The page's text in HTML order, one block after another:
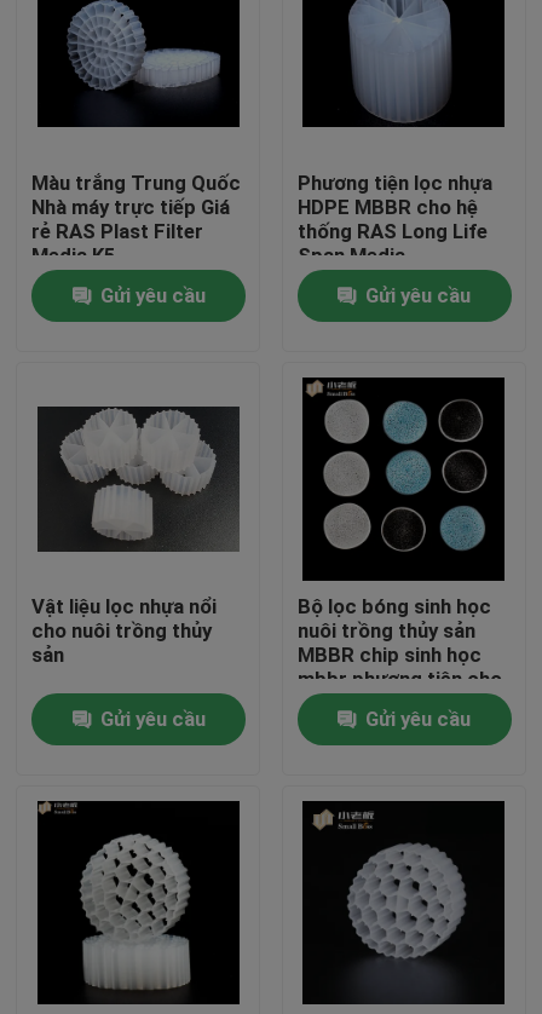
Trang Chủ
Về chúng tôi
Tham quan nhà máy
Kiểm soát chất lượng
Liên hệ chúng tôi
Yêu cầu báo giá
MBBR Filter Media
Phương tiện sinh học MBBR
Màu trắng Trung Quốc
Nhà máy trực tiếp Giá
rẻ RAS Plast Filter
Media K5
Gửi yêu cầu
Phương tiện lọc nhựa
HDPE MBBR cho hệ
thống RAS Long Life
Span Media
Gửi yêu cầu
Vật liệu lọc nhựa nổi
cho nuôi trồng thủy
sản
Gửi yêu cầu
Bộ lọc bóng sinh học
nuôi trồng thủy sản
MBBR chip sinh học
mbbr phương tiện cho
ao cá koi
Gửi yêu cầu